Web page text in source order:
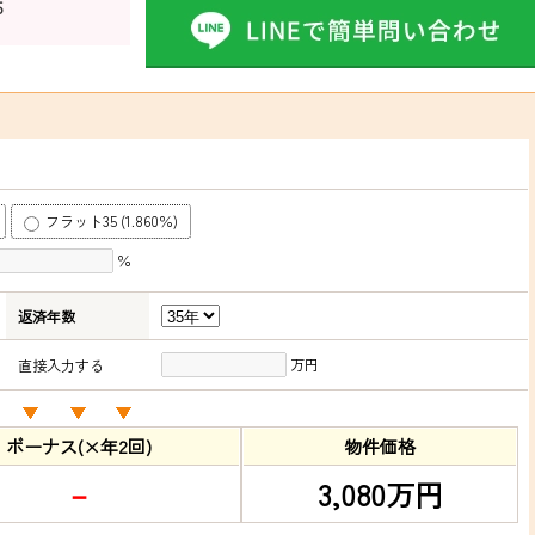
フラット35 (1.860％)
％
返済年数
直接入力する 万円
ボーナス(×年2回)
－
物件価格
3,080万円